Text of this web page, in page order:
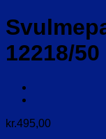
12218/50
kr.495,00